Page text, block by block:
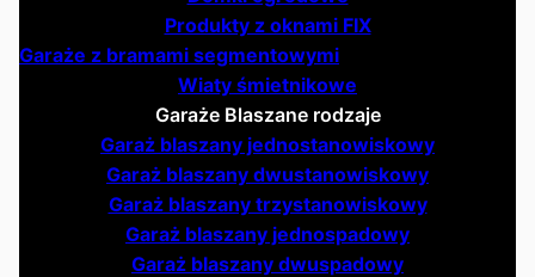
Produkty z oknami FIX
Garaże z bramami segmentowymi
Wiaty śmietnikowe
Garaże Blaszane rodzaje
Garaż blaszany jednostanowiskowy
Garaż blaszany dwustanowiskowy
Garaż blaszany trzystanowiskowy
Garaż blaszany jednospadowy
Garaż blaszany dwuspadowy